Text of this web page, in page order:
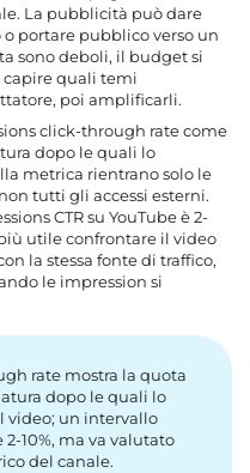
La pubblicità può dare
portare pubblico verso un
sono deboli, il budget si
capire quali temi
poi amplificarli.
click-through rate come
dopo le quali lo
metrica rientrano solo le
tutti gli accessi esterni.
CTR su YouTube è 2-
utile confrontare il video
la stessa fonte di traffico,
le impression si
rate mostra la quota
dopo le quali lo
video; un intervallo
10%, ma va valutato
del canale.